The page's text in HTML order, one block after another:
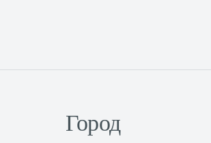
Город